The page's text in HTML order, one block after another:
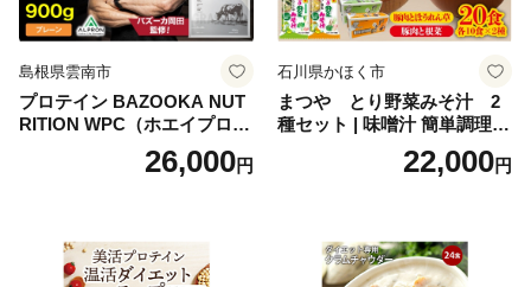
島根県雲南市
プロテイン BAZOOKA NUT
RITION WPC（ホエイプロテ
イン）＜プレーン＞ 900g｜
バズーカ岡田監修・植物由来
ロン [AIEN005]
26,000円
石川県かほく市
まつや とり野菜みそ汁 2
種セット | 味噌汁 簡単調理
お味噌 おみそ みそ とり野菜
時短料理 時短ごはん ご当地
22,000円